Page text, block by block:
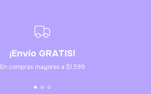
¡Envío GRATIS!
En compras mayores a $1,599